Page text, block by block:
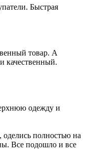
Быстрая
товар. А
качественный.
одежду и
оделись полностью на
Все подошло и все